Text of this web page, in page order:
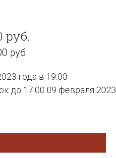
руб.
руб.
года в 19:00
до 17:00 09 февраля 2023